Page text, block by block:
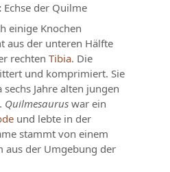
Echse der Quilme
einige Knochen
aus der unteren Hälfte
rechtenTibia. Die
und komprimiert. Sie
Jahre alten jungen
Quilmesaurus war ein
und lebte in der
stammt von einem
aus der Umgebung der